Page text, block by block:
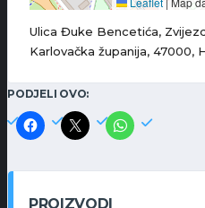
Ulica Đuke Bencetića,
Karlovačka županija, 47000,
PODJELI OVO:
PROIZVODI